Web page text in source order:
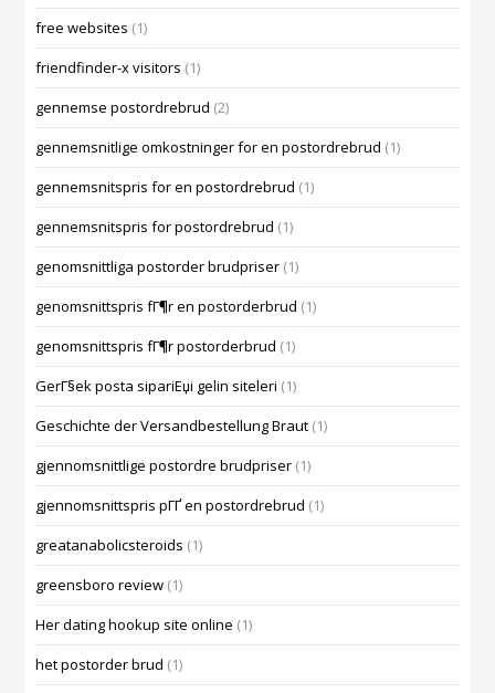
free websites (1)
friendfinder-x visitors (1)
gennemse postordrebrud (2)
gennemsnitlige omkostninger for en postordrebrud (1)
gennemsnitspris for en postordrebrud (1)
gennemsnitspris for postordrebrud (1)
genomsnittliga postorder brudpriser (1)
genomsnittspris fГ¶r en postorderbrud (1)
genomsnittspris fГ¶r postorderbrud (1)
GerГ§ek posta sipariЕџi gelin siteleri (1)
Geschichte der Versandbestellung Braut (1)
gjennomsnittlige postordre brudpriser (1)
gjennomsnittspris pГҐ en postordrebrud (1)
greatanabolicsteroids (1)
greensboro review (1)
Her dating hookup site online (1)
het postorder brud (1)